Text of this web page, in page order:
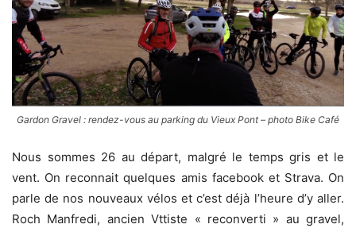
Gardon Gravel : rendez-vous au parking du Vieux Pont – photo Bike Café
Nous sommes 26 au départ, malgré le temps gris et le
vent. On reconnait quelques amis facebook et Strava. On
parle de nos nouveaux vélos et c’est déjà l’heure d’y aller.
Roch Manfredi, ancien Vttiste « reconverti » au gravel,